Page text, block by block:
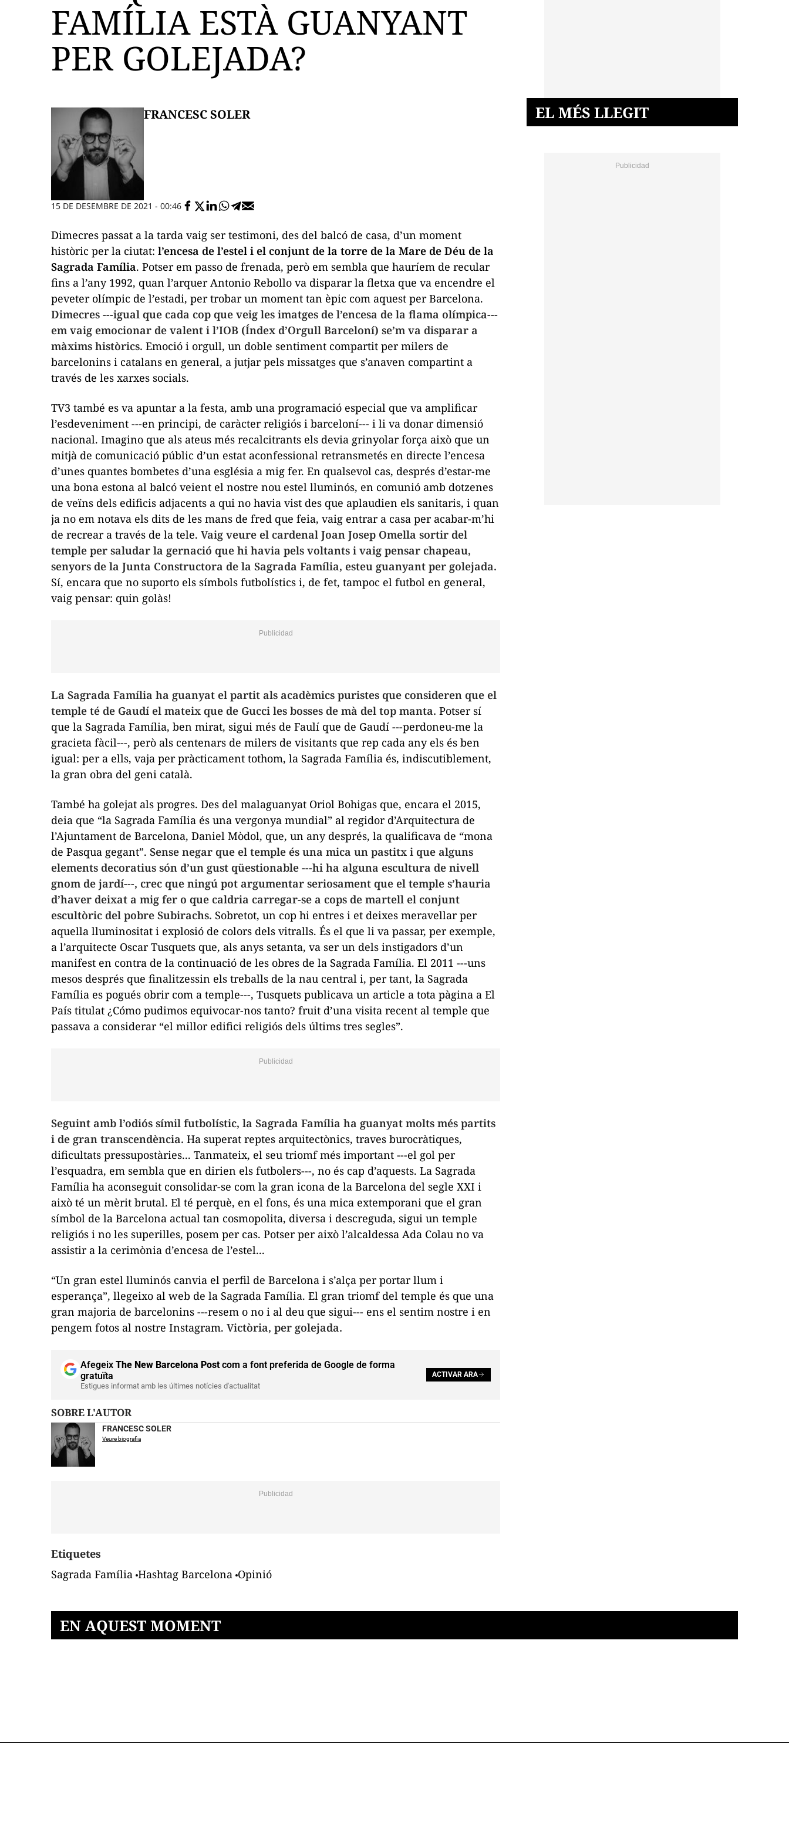
FAMÍLIA ESTÀ GUANYANT
PER GOLEJADA?
FRANCESC SOLER
15 DE DESEMBRE DE 2021 - 00:46
Dimecres passat a la tarda vaig ser testimoni, des del balcó de casa, d’un moment
històric per la ciutat: l’encesa de l’estel i el conjunt de la torre de la Mare de Déu de la
Sagrada Família. Potser em passo de frenada, però em sembla que hauríem de recular
fins a l’any 1992, quan l’arquer Antonio Rebollo va disparar la fletxa que va encendre el
peveter olímpic de l’estadi, per trobar un moment tan èpic com aquest per Barcelona.
Dimecres ---igual que cada cop que veig les imatges de l’encesa de la flama olímpica---
em vaig emocionar de valent i l’IOB (Índex d’Orgull Barceloní) se’m va disparar a
màxims històrics. Emoció i orgull, un doble sentiment compartit per milers de
barcelonins i catalans en general, a jutjar pels missatges que s’anaven compartint a
través de les xarxes socials.
TV3 també es va apuntar a la festa, amb una programació especial que va amplificar
l’esdeveniment ---en principi, de caràcter religiós i barceloní--- i li va donar dimensió
nacional. Imagino que als ateus més recalcitrants els devia grinyolar força això que un
mitjà de comunicació públic d’un estat aconfessional retransmetés en directe l’encesa
d’unes quantes bombetes d’una església a mig fer. En qualsevol cas, després d’estar-me
una bona estona al balcó veient el nostre nou estel lluminós, en comunió amb dotzenes
de veïns dels edificis adjacents a qui no havia vist des que aplaudien els sanitaris, i quan
ja no em notava els dits de les mans de fred que feia, vaig entrar a casa per acabar-m’hi
de recrear a través de la tele. Vaig veure el cardenal Joan Josep Omella sortir del
temple per saludar la gernació que hi havia pels voltants i vaig pensar chapeau,
senyors de la Junta Constructora de la Sagrada Família, esteu guanyant per golejada.
Sí, encara que no suporto els símbols futbolístics i, de fet, tampoc el futbol en general,
vaig pensar: quin golàs!
La Sagrada Família ha guanyat el partit als acadèmics puristes que consideren que el
temple té de Gaudí el mateix que de Gucci les bosses de mà del top manta. Potser sí
que la Sagrada Família, ben mirat, sigui més de Faulí que de Gaudí ---perdoneu-me la
gracieta fàcil---, però als centenars de milers de visitants que rep cada any els és ben
igual: per a ells, vaja per pràcticament tothom, la Sagrada Família és, indiscutiblement,
la gran obra del geni català.
També ha golejat als progres. Des del malaguanyat Oriol Bohigas que, encara el 2015,
deia que “la Sagrada Família és una vergonya mundial” al regidor d’Arquitectura de
l’Ajuntament de Barcelona, Daniel Mòdol, que, un any després, la qualificava de “mona
de Pasqua gegant”. Sense negar que el temple és una mica un pastitx i que alguns
elements decoratius són d’un gust qüestionable ---hi ha alguna escultura de nivell
gnom de jardí---, crec que ningú pot argumentar seriosament que el temple s’hauria
d’haver deixat a mig fer o que caldria carregar-se a cops de martell el conjunt
escultòric del pobre Subirachs. Sobretot, un cop hi entres i et deixes meravellar per
aquella lluminositat i explosió de colors dels vitralls. És el que li va passar, per exemple,
a l’arquitecte Oscar Tusquets que, als anys setanta, va ser un dels instigadors d’un
manifest en contra de la continuació de les obres de la Sagrada Família. El 2011 ---uns
mesos després que finalitzessin els treballs de la nau central i, per tant, la Sagrada
Família es pogués obrir com a temple---, Tusquets publicava un article a tota pàgina a El
País titulat ¿Cómo pudimos equivocar-nos tanto? fruit d’una visita recent al temple que
passava a considerar “el millor edifici religiós dels últims tres segles”.
Seguint amb l’odiós símil futbolístic, la Sagrada Família ha guanyat molts més partits
i de gran transcendència. Ha superat reptes arquitectònics, traves burocràtiques,
dificultats pressupostàries... Tanmateix, el seu triomf més important ---el gol per
l’esquadra, em sembla que en dirien els futbolers---, no és cap d’aquests. La Sagrada
Família ha aconseguit consolidar-se com la gran icona de la Barcelona del segle XXI i
això té un mèrit brutal. El té perquè, en el fons, és una mica extemporani que el gran
símbol de la Barcelona actual tan cosmopolita, diversa i descreguda, sigui un temple
religiós i no les superilles, posem per cas. Potser per això l’alcaldessa Ada Colau no va
assistir a la cerimònia d’encesa de l’estel...
“Un gran estel lluminós canvia el perfil de Barcelona i s’alça per portar llum i
esperança”, llegeixo al web de la Sagrada Família. El gran triomf del temple és que una
gran majoria de barcelonins ---resem o no i al deu que sigui--- ens el sentim nostre i en
pengem fotos al nostre Instagram. Victòria, per golejada.
Afegeix The New Barcelona Postcom a font preferida de Google de forma
gratuïta
Estigues informat amb les últimes notícies d'actualitat
ACTIVAR ARA
SOBRE L'AUTOR
FRANCESC SOLER
Veure biografia
Etiquetes
Sagrada Família Hashtag Barcelona Opinió
EL MÉS LLEGIT
EN AQUEST MOMENT